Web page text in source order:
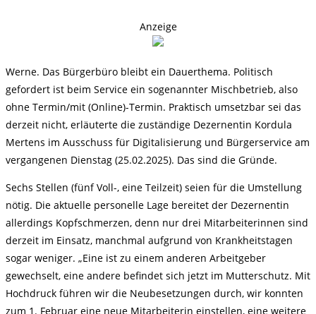
Anzeige
Werne. Das Bürgerbüro bleibt ein Dauerthema. Politisch
gefordert ist beim Service ein sogenannter Mischbetrieb, also
ohne Termin/mit (Online)-Termin. Praktisch umsetzbar sei das
derzeit nicht, erläuterte die zuständige Dezernentin Kordula
Mertens im Ausschuss für Digitalisierung und Bürgerservice am
vergangenen Dienstag (25.02.2025). Das sind die Gründe.
Sechs Stellen (fünf Voll-, eine Teilzeit) seien für die Umstellung
nötig. Die aktuelle personelle Lage bereitet der Dezernentin
allerdings Kopfschmerzen, denn nur drei Mitarbeiterinnen sind
derzeit im Einsatz, manchmal aufgrund von Krankheitstagen
sogar weniger. „Eine ist zu einem anderen Arbeitgeber
gewechselt, eine andere befindet sich jetzt im Mutterschutz. Mit
Hochdruck führen wir die Neubesetzungen durch, wir konnten
zum 1. Februar eine neue Mitarbeiterin einstellen, eine weitere